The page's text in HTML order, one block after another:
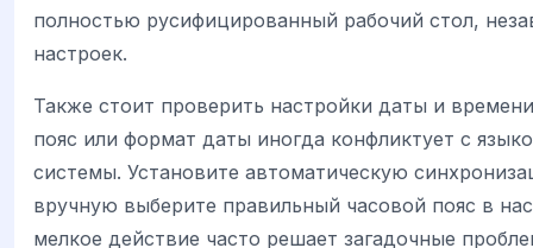
полностью русифицированный рабочий стол,
настроек.
Также стоит проверить настройки даты и
пояс или формат даты иногда конфликтует с
системы. Установите автоматическую
вручную выберите правильный часовой пояс в
мелкое действие часто решает загадочные